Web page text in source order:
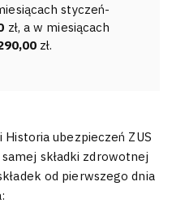
styczeń-
zł, a w miesiącach
zł.
ubezpieczeń ZUS
składki zdrowotnej
od pierwszego dnia